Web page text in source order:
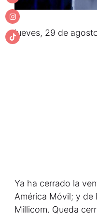
jueves, 29 de
Ya ha cerrado la
América Móvil; y de
Millicom. Queda